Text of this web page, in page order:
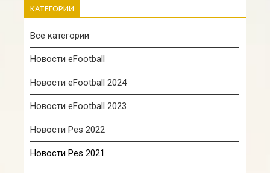
КАТЕГОРИИ
Все категории
Новости eFootball
Новости eFootball 2024
Новости eFootball 2023
Новости Pes 2022
Новости Pes 2021